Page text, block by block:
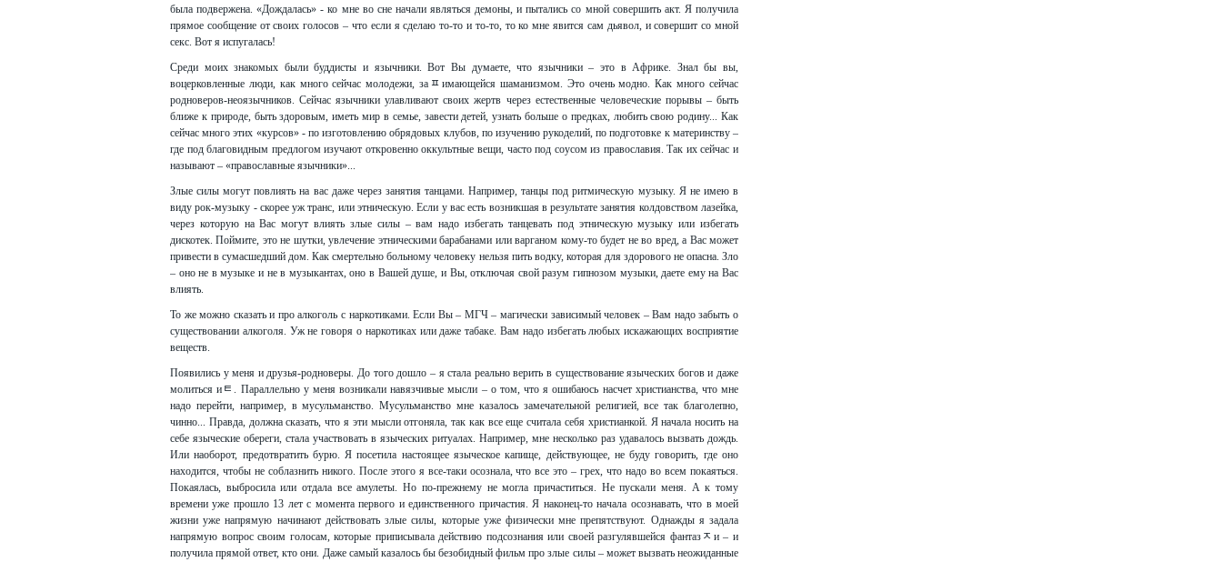
была подвержена. «Дождалась» - ко мне во сне начали являться демоны, и пытались со мной совершить акт. Я получила
прямое сообщение от своих голосов – что если я сделаю то-то и то-то, то ко мне явится сам дьявол, и совершит со мной
секс. Вот я испугалась!
Среди моих знакомых были буддисты и язычники. Вот Вы думаете, что язычники – это в Африке. Знал бы вы,
воцерковленные люди, как много сейчас молодежи, заﾽимающейся шаманизмом. Это очень модно. Как много сейчас
родноверов-неоязычников. Сейчас язычники улавливают своих жертв через естественные человеческие порывы – быть
ближе к природе, быть здоровым, иметь мир в семье, завести детей, узнать больше о предках, любить свою родину... Как
сейчас много этих «курсов» - по изготовлению обрядовых клубов, по изучению рукоделий, по подготовке к материнству –
где под благовидным предлогом изучают откровенно оккультные вещи, часто под соусом из православия. Так их сейчас и
называют – «православные язычники»...
Злые силы могут повлиять на вас даже через занятия танцами. Например, танцы под ритмическую музыку. Я не имею в
виду рок-музыку - скорее уж транс, или этническую. Если у вас есть возникшая в результате занятия колдовством лазейка,
через которую на Вас могут влиять злые силы – вам надо избегать танцевать под этническую музыку или избегать
дискотек. Поймите, это не шутки, увлечение этническими барабанами или варганом кому-то будет не во вред, а Вас может
привести в сумасшедший дом. Как смертельно больному человеку нельзя пить водку, которая для здорового не опасна. Зло
– оно не в музыке и не в музыкантах, оно в Вашей душе, и Вы, отключая свой разум гипнозом музыки, даете ему на Вас
влиять.
То же можно сказать и про алкоголь с наркотиками. Если Вы – МГЧ – магически зависимый человек – Вам надо забыть о
существовании алкоголя. Уж не говоря о наркотиках или даже табаке. Вам надо избегать любых искажающих восприятие
веществ.
Появились у меня и друзья-родноверы. До того дошло – я стала реально верить в существование языческих богов и даже
молиться иﾼ. Параллельно у меня возникали навязчивые мысли – о том, что я ошибаюсь насчет христианства, что мне
надо перейти, например, в мусульманство. Мусульманство мне казалось замечательной религией, все так благолепно,
чинно... Правда, должна сказать, что я эти мысли отгоняла, так как все еще считала себя христианкой. Я начала носить на
себе языческие обереги, стала участвовать в языческих ритуалах. Например, мне несколько раз удавалось вызвать дождь.
Или наоборот, предотвратить бурю. Я посетила настоящее языческое капище, действующее, не буду говорить, где оно
находится, чтобы не соблазнить никого. После этого я все-таки осознала, что все это – грех, что надо во всем покаяться.
Покаялась, выбросила или отдала все амулеты. Но по-прежнему не могла причаститься. Не пускали меня. А к тому
времени уже прошло 13 лет с момента первого и единственного причастия. Я наконец-то начала осознавать, что в моей
жизни уже напрямую начинают действовать злые силы, которые уже физически мне препятствуют. Однажды я задала
напрямую вопрос своим голосам, которые приписывала действию подсознания или своей разгулявшейся фантазﾸи – и
получила прямой ответ, кто они. Даже самый казалось бы безобидный фильм про злые силы – может вызвать неожиданные